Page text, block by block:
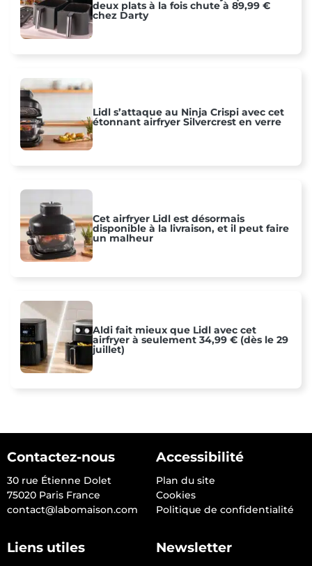
deux plats à la fois chute à 89,99 €
chez Darty
Lidl s’attaque au Ninja Crispi avec cet
étonnant airfryer Silvercrest en verre
Cet airfryer Lidl est désormais
disponible à la livraison, et il peut faire
un malheur
Aldi fait mieux que Lidl avec cet
airfryer à seulement 34,99 € (dès le 29
juillet)
Contactez-nous
30 rue Étienne Dolet
75020 Paris France
contact@labomaison.com
Accessibilité
Plan du site
Cookies
Politique de confidentialité
Liens utiles Newsletter